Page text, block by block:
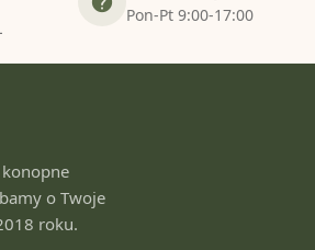
Pon-Pt 9:00-17:00
o Twoje
roku.